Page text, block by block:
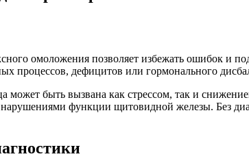
омоложения позволяет избежать ошибок и
процессов, дефицитов или гормонального
может быть вызвана как стрессом, так и
функции щитовидной железы. Без